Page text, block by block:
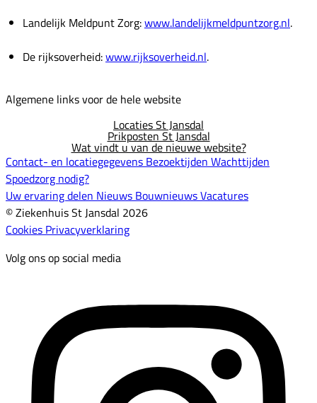
Landelijk Meldpunt Zorg:www.landelijkmeldpuntzorg.nl.
De rijksoverheid:www.rijksoverheid.nl.
Algemene links voor de hele website
Locaties St Jansdal
Prikposten St Jansdal
Wat vindt u van de nieuwe website?
Contact- en locatiegegevens Bezoektijden Wachttijden
Spoedzorg nodig?
Uw ervaring delen Nieuws BouwnieuwsVacatures
© Ziekenhuis St Jansdal 2026
Cookies Privacyverklaring
Volg ons op social media